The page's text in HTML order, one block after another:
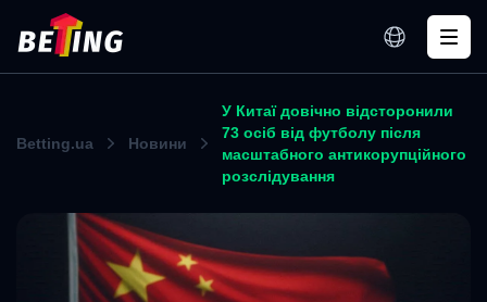
Betting.ua Новини
У Китаї довічно відсторонили
73 осіб від футболу після
масштабного антикорупційного
розслідування